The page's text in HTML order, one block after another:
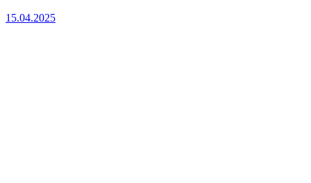
15.04.2025